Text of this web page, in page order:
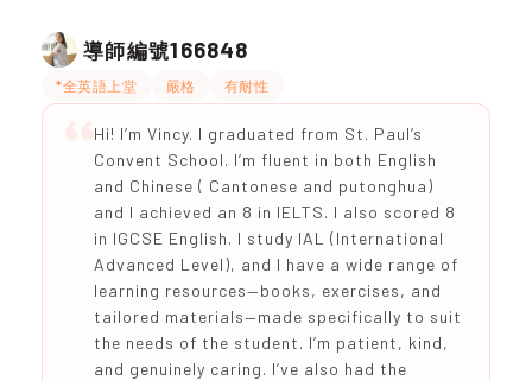
導師編號166848
*全英語上堂 嚴格 有耐性
Hi! I’m Vincy. I graduated from St. Paul’s
Convent School. I’m fluent in both English
and Chinese ( Cantonese and putonghua)
and I achieved an 8 in IELTS. I also scored 8
in IGCSE English. I study IAL (International
Advanced Level), and I have a wide range of
learning resources—books, exercises, and
tailored materials—made specifically to suit
the needs of the student. I’m patient, kind,
and genuinely caring. I’ve also had the